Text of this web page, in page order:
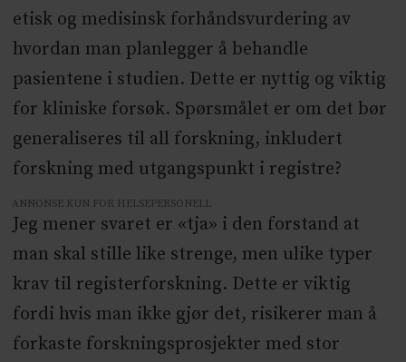
etisk og medisinsk forhåndsvurdering av
hvordan man planlegger å behandle
pasientene i studien. Dette er nyttig og viktig
for kliniske forsøk. Spørsmålet er om det bør
generaliseres til all forskning, inkludert
forskning med utgangspunkt i registre?
ANNONSE KUN FOR HELSEPERSONELL
Jeg mener svaret er «tja» i den forstand at
man skal stille like strenge, men ulike typer
krav til registerforskning. Dette er viktig
fordi hvis man ikke gjør det, risikerer man å
forkaste forskningsprosjekter med stor